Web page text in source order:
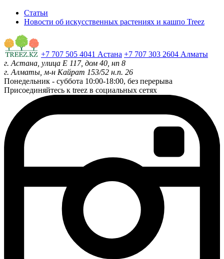
Статьи
Новости об искусственных растениях и кашпо Treez
+7 707 505 4041 Астана +7 707 303 2604 Алматы
г. Астана, улица Е 117, дом 40, нп 8
г. Алматы, м-н Кайрат 153/52 н.п. 26
Понедельник - суббота 10:00-18:00, без перерыва
Присоединяйтесь к treez в социальных сетях